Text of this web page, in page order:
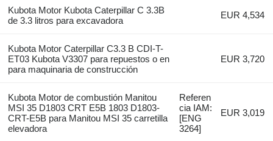
Kubota Motor Kubota Caterpillar C 3.3B
de 3.3 litros para excavadora
EUR 4,534
Kubota Motor Caterpillar C3.3 B CDI-T-
ET03 Kubota V3307 para repuestos o en
para maquinaria de construcción
EUR 3,720
Kubota Motor de combustión Manitou
MSI 35 D1803 CRT E5B 1803 D1803-
CRT-E5B para Manitou MSI 35 carretilla
elevadora
Referen
cia IAM:
[ENG
3264]
EUR 3,019